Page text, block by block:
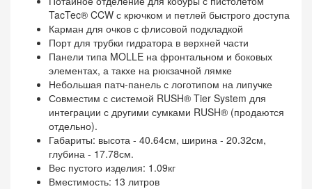
TacTec® CCW с крючком и петлей быстрого доступа
Карман для очков с флисовой подкладкой
Порт для трубки гидратора в верхней части
Панели типа MOLLE на фронтальном и боковых
элементах, а такхе на рюкзачной лямке
Небольшая патч-панель с логотипом на липучке
Совместим с системой RUSH® Tier System для
интеграции с другими сумками RUSH® (продаются
отдельно).
Габариты: высота - 40.64см, ширина - 20.32см,
глубина - 17.78см.
Вес пустого изделия: 1.09кг
Вместимость: 13 литров